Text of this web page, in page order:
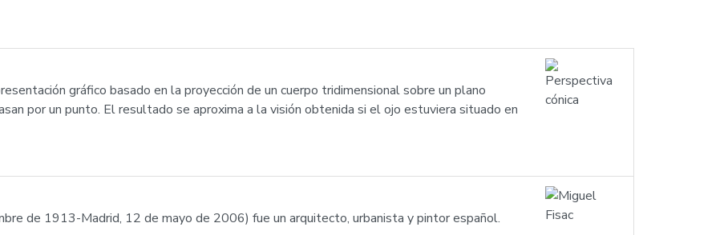
gráfico basado en la proyección de un cuerpo tridimensional sobre un plano
por un punto. El resultado se aproxima a la visión obtenida si el ojo estuviera situado en
de 1913-Madrid, 12 de mayo de 2006) fue un arquitecto, urbanista y pintor español.